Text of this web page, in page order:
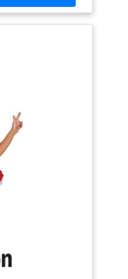
assurant un
livré avec deux
broderie raffinée sur
de petits motifs
Son dos nu
ce qui en fait un
intimes. 【❤️‍🔥
moments
brille lors des
et des soirées
fantastique pour
Saint-Valentin,
L'EMBALLAGE】1
ajouré pour
1 tablier assorti.
pas satisfait(e)
contacter. Nous